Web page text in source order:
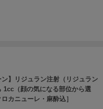
ン】リジュラン注射（リジュラン
1cc（顔の気になる部位から選
カニューレ・麻酔込］